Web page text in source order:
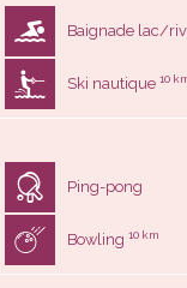
Baignade lac/
Ski nautique 10
Ping-pong
Bowling 10 km